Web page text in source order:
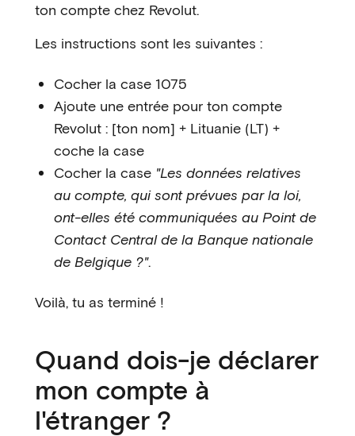
ton compte chez Revolut.
Les instructions sont les suivantes :
Cocher la case 1075
Ajoute une entrée pour ton compte
Revolut : [ton nom] + Lituanie (LT) +
coche la case
Cocher la case "Les données relatives
au compte, qui sont prévues par la loi,
ont-elles été communiquées au Point de
Contact Central de la Banque nationale
de Belgique ?".
Voilà, tu as terminé !
Quand dois-je déclarer
mon compte à
l'étranger ?